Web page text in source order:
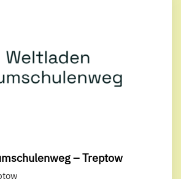
– Treptow